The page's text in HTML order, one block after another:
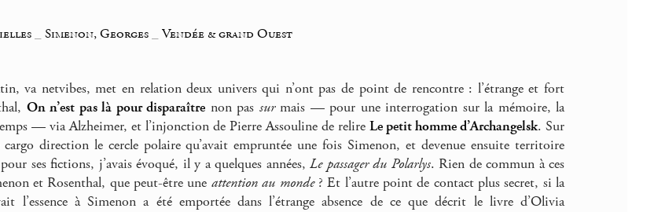
_Simenon, Georges _Vendée & grand Ouest
va netvibes, met en relation deux univers qui n’ont pas de point de rencontre : l’étrange et fort
On n’est pas là pour disparaître non pas surmais — pour une interrogation sur la mémoire, la
— via Alzheimer, et l’injonction de Pierre Assouline de relireLe petit homme d’Archangelsk. Sur
direction le cercle polaire qu’avait empruntée une fois Simenon, et devenue ensuite territoire
ses fictions, j’avais évoqué, il y a quelques années,Le passager du Polarlys. Rien de commun à ces
et Rosenthal, que peut-être une attention au monde? Et l’autre point de contact plus secret, si la
l’essence à Simenon a été emportée dans l’étrange absence de ce que décrit le livre d’Olivia